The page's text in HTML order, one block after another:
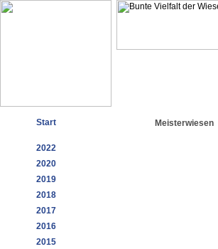
Start
2022
2020
2019
2018
2017
2016
2015
Meisterwiesen